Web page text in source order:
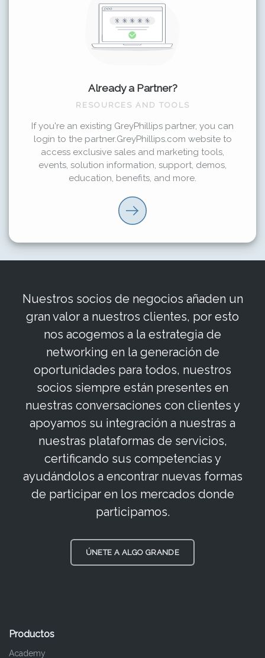
Already a Partner?
RESOURCES AND TOOLS
If you're an existing GreyPhillips partner, you can
login to the partner.GreyPhillips.com website to
access exclusive sales and marketing tools,
events, solution information, support, demos,
education, benefits, and more.
Nuestros socios de negocios añaden un
gran valor a nuestros clientes, por esto
nos acogemos a la estrategia de
networking en la generación de
oportunidades para todos, nuestros
socios siempre están presentes en
nuestras conversaciones con clientes y
apoyamos su integración a nuestras a
nuestras plataformas de servicios,
certificando sus competencias y
ayudándolos a encontrar nuevas formas
de participar en los mercados donde
participamos.
ÚNETE A ALGO GRANDE
Productos
Academy